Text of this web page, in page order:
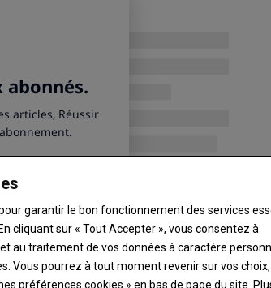
garantir le bon fonctionnement des services
cliquant sur « Tout Accepter », vous consentez à
et au traitement de vos données à caractère
Vous pourrez à tout moment revenir sur vos
préférences cookies » en bas de page du site.